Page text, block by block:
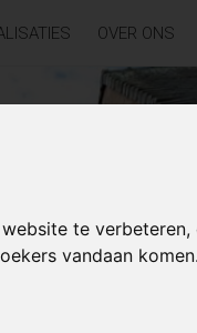
te
vandaan komen.
OVER ONS